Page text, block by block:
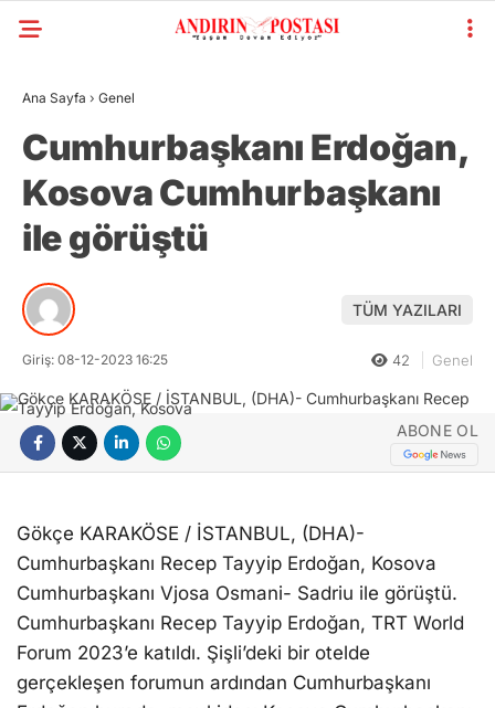
Ana Sayfa › Genel
Cumhurbaşkanı Erdoğan,
Kosova Cumhurbaşkanı
ile görüştü
TÜM YAZILARI
Giriş: 08-12-2023 16:25 42 Genel
ABONE OL
Gökçe KARAKÖSE / İSTANBUL, (DHA)-
Cumhurbaşkanı Recep Tayyip Erdoğan, Kosova
Cumhurbaşkanı Vjosa Osmani- Sadriu ile görüştü.
Cumhurbaşkanı Recep Tayyip Erdoğan, TRT World
Forum 2023’e katıldı. Şişli’deki bir otelde
gerçekleşen forumun ardından Cumhurbaşkanı